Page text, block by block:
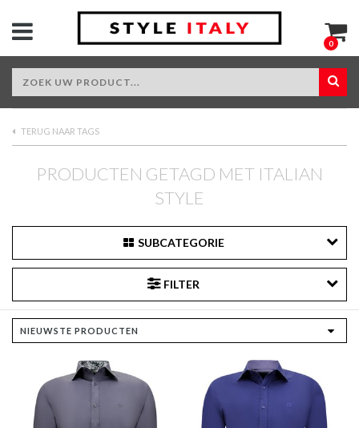
0
TERUG NAAR TAGS
PRODUCTEN GETAGD MET ITALIAN
STYLE
SUBCATEGORIE
FILTER